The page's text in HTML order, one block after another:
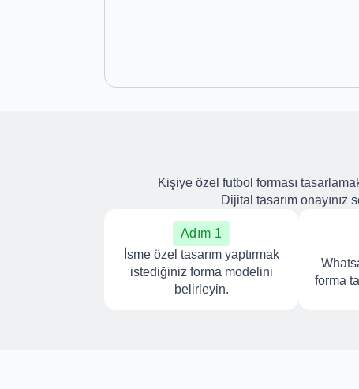
Kişiye özel futbol forması
Dijital tasarım
Adım 1
İsme özel tasarım yaptırmak
istediğiniz forma modelini
belirleyin.
forma